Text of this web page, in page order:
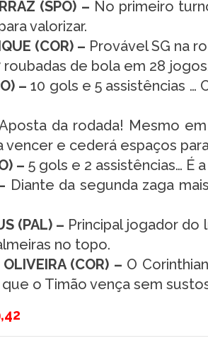
(SPO) – No primeiro
valorizar.
(COR) – Provável SG na
roubadas de bola em 28
– 10 gols e 5 assistências …
da rodada! Mesmo
vencer e cederá espaços
– 5 gols e 2 assistências… É
Diante da segunda zaga
(PAL) – Principal jogador do
no topo.
(COR) – O
o Timão vença sem